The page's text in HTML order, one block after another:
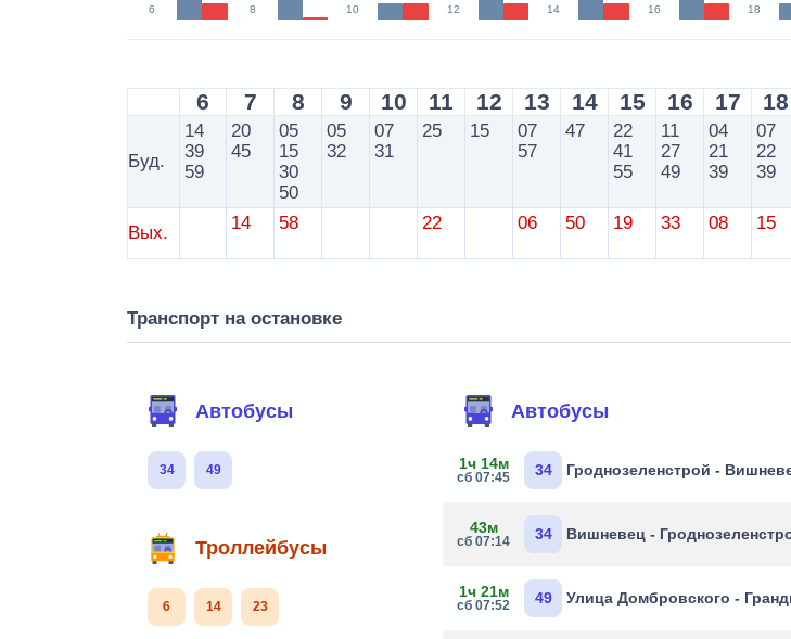
6 8 10 12 14 16 18
6 7 8 9 10 11 12 13 14 15 16 17 18
Буд.
14
39
59
20
45
05
15
30
50
05
32
07
31
25 15
07
57
47
22
41
55
11
27
49
04
21
39
07
22
39
Вых. 14 58 22 06 50 19 33 08 15
Транспорт на остановке
Автобусы
34 49
Троллейбусы
6 14 23
Автобусы
1ч 14м
сб 07:45 34 Гроднозеленстрой -
43м
сб 07:14 34 Вишневец -
1ч 21м
сб 07:52 49 Улица Домбровского -